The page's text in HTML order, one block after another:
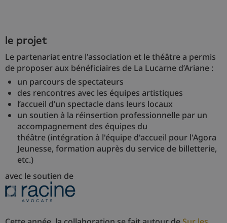
le projet
Le partenariat entre l'association et le théâtre a permis
de proposer aux bénéficiaires de La Lucarne d’Ariane :
un parcours de spectateurs
des rencontres avec les équipes artistiques
l’accueil d’un spectacle dans leurs locaux
un soutien à la réinsertion professionnelle par un
accompagnement des équipes du
théâtre (intégration à l'équipe d'accueil pour l'Agora
Jeunesse, formation auprès du service de billetterie,
etc.)
avec le soutien de